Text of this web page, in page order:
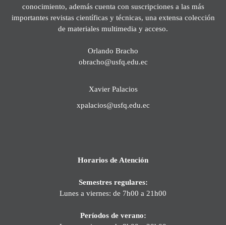
conocimiento, además cuenta con suscripciones a las más
importantes revistas científicas y técnicas, una extensa colección
de materiales multimedia y acceso.
Orlando Bracho
obracho@usfq.edu.ec
Xavier Palacios
xpalacios@usfq.edu.ec
Horarios de Atención
Semestres regulares:
Lunes a viernes: de 7h00 a 21h00
Períodos de verano: